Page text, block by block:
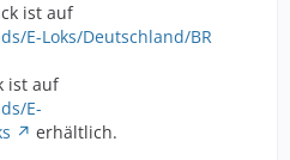
ist auf
E-Loks/Deutschland/BR
ist auf
E-
erhältlich.